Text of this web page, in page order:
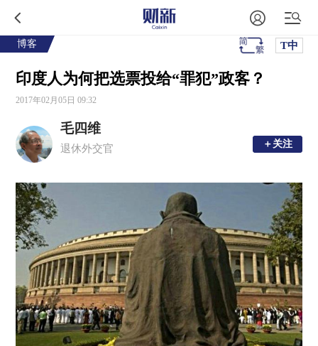
博客 T中
印度人为何把选票投给“罪犯”政客？
2017年02月05日 09:32
毛四维
退休外交官 ＋关注
＋关注